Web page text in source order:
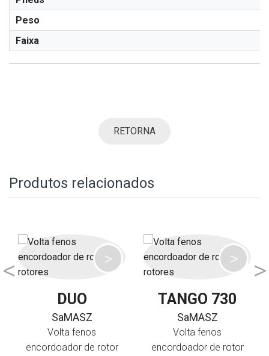
Peso
Faixa
RETORNA
Produtos relacionados
DUO
SaMASZ
Volta fenos
encordoador de rotor
TANGO 730
SaMASZ
Volta fenos
encordoador de rotor